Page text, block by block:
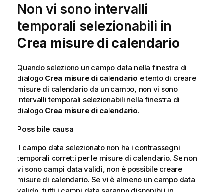
Non vi sono intervalli
temporali selezionabili in
Crea misure di calendario
Quando seleziono un campo data nella finestra di
dialogo Crea misure di calendario e tento di creare
misure di calendario da un campo, non vi sono
intervalli temporali selezionabili nella finestra di
dialogo Crea misure di calendario.
Possibile causa
Il campo data selezionato non ha i contrassegni
temporali corretti per le misure di calendario. Se non
vi sono campi data validi, non è possibile creare
misure di calendario. Se vi è almeno un campo data